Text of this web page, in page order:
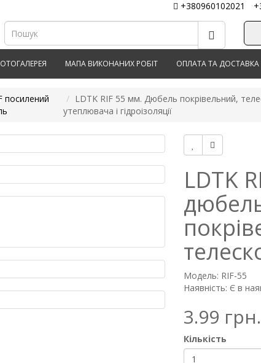
+380960102021
МАПА ВИКОНАНИХ РОБІТ ОПЛАТА ТА ДОСТАВКА
посилений
LDTK RIF 55 мм. Дюбель покрівельний,
утеплювача і гідроізоляції
LDTK
Модель: RIF-55
Наявність: Є в
3.99 грн.
Кількість